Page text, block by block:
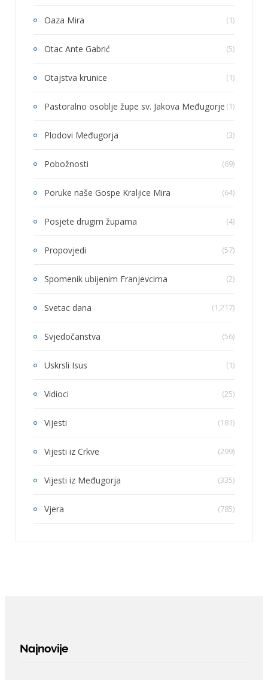
Oaza Mira (1)
Otac Ante Gabrić (5)
Otajstva krunice (1)
Pastoralno osoblje župe sv. Jakova Međugorje (1)
Plodovi Međugorja (3)
Pobožnosti (69)
Poruke naše Gospe Kraljice Mira (64)
Posjete drugim župama (4)
Propovjedi (57)
Spomenik ubijenim Franjevcima (2)
Svetac dana (1,217)
Svjedočanstva (56)
Uskrsli Isus (1)
Vidioci (25)
Vijesti (181)
Vijesti iz Crkve (299)
Vijesti iz Međugorja (335)
Vjera (785)
Najnovije